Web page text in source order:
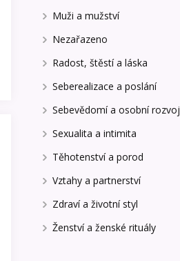
Muži a mužství
Nezařazeno
Radost, štěstí a láska
Seberealizace a poslání
Sebevědomí a osobní rozvoj
Sexualita a intimita
Těhotenství a porod
Vztahy a partnerství
Zdraví a životní styl
Ženství a ženské rituály